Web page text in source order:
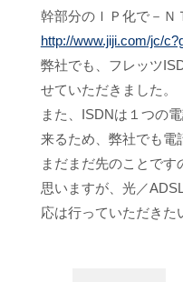
幹部分のＩＰ化で－Ｎ
http://www.jiji.com/jc/
弊社でも、フレッツ
せていただきました。
また、ISDNは１つの
来るため、弊社でも電
まだまだ先のことです
思いますが、光／
応は行っていただきた